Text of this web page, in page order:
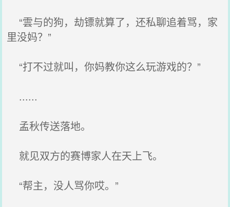
“雲与的狗，劫镖就算了，还私聊追着骂，家
里没妈？”
“打不过就叫，你妈教你这么玩游戏的？”
......
孟秋传送落地。
就见双方的赛博家人在天上飞。
“帮主，没人骂你哎。”